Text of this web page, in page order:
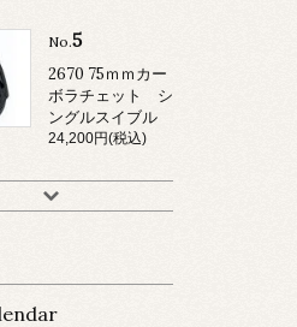
No.5
2670 75ｍｍカー
ボラチェット シ
ングルスイブル
24,200円(税込)